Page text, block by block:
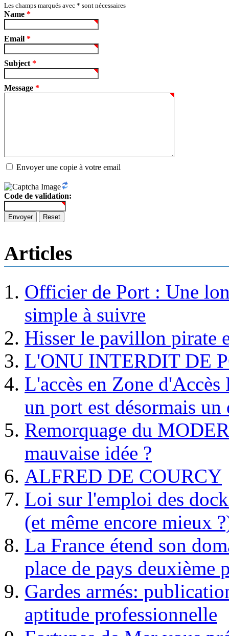
Les champs marqués avec * sont nécessaires
Name *
Email *
Subject *
Message *
Envoyer une copie à votre email
Code de validation:
Envoyer Reset
Articles
Officier de Port : Une
simple à suivre
Hisser le pavillon pirate
L'ONU INTERDIT DE
L'accès en Zone
un port est désormais un
Remorquage du
mauvaise idée ?
ALFRED DE COURCY
Loi sur l'emploi des
(et même encore mieux
La France étend son
place de pays deuxième
Gardes armés:
aptitude professionnelle